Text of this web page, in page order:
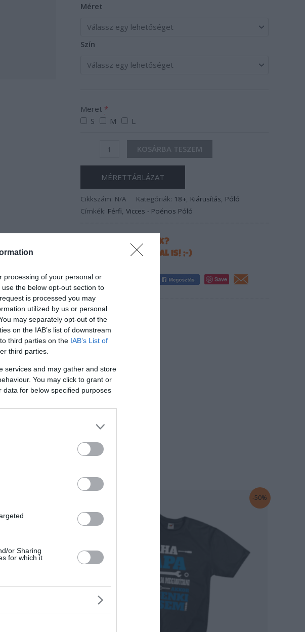
processing of your personal or
the below opt-out section to
is processed you may
utilized by us or personal
may separately opt-out of the
on the IAB’s list of downstream
third parties on the IAB’s List of
third parties.
services and may gather and store
You may click to grant or
for below specified purposes
or Sharing
for which it
Méret
Szín
Meret *
S
M L
KOSÁRBA TESZEM
MÉRETTÁBLÁZAT
Cikkszám: N/A Kategóriák: 18+, Kiárusítás, Póló
Címkék: Férfi, Vicces - Poénos Póló
Tetszett a termék?
Oszd meg másokkal is! ;-)
Save
-50%